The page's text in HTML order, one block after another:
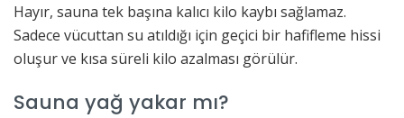
Hayır, sauna tek başına kalıcı kilo kaybı sağlamaz.
Sadece vücuttan su atıldığı için geçici bir hafifleme hissi
oluşur ve kısa süreli kilo azalması görülür.
Sauna yağ yakar mı?